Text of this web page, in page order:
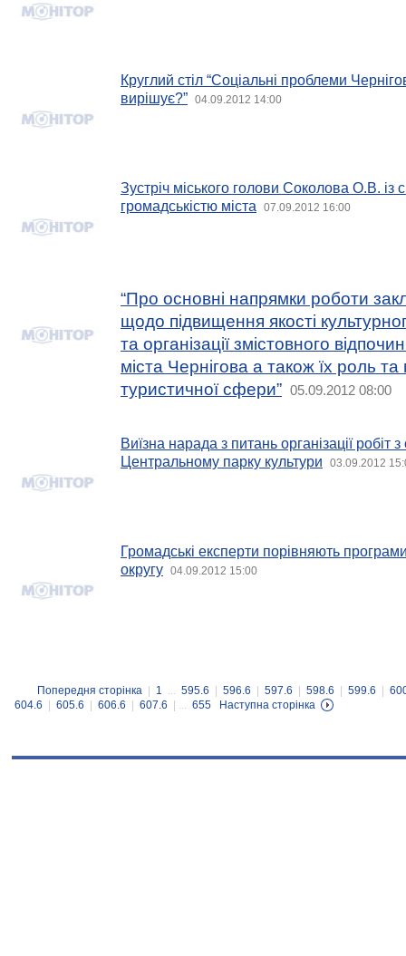
Круглий стіл “Соціальні проблеми
вирішує?”
04.09.2012 14:00
Зустріч міського голови Соколова О.В. із
громадськістю міста
07.09.2012 16:00
“Про основні напрямки роботи
щодо підвищення якості
та організації змістовного
міста Чернігова а також їх роль та
туристичної сфери” 05.09.2012 08:00
Виїзна нарада з питань організації робіт
Центральному парку культури
03.09.2012
Громадські експерти порівняють
округу
04.09.2012 15:00
Попередня сторінка 1 ... 595.6 596.6 597.6 598.6 599.6
604.6
605.6 606.6 607.6 | ... 655 Наступна сторінка